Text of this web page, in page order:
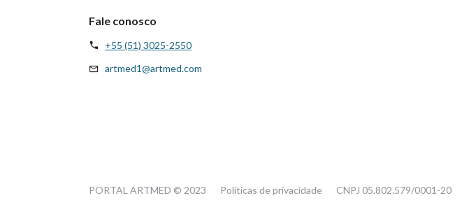
Fale conosco
+55 (51) 3025-2550
artmed1@artmed.com
PORTAL ARTMED © 2023 Políticas de privacidade CNPJ 05.802.579/0001-20